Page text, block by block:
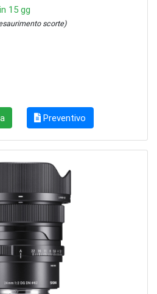
15 gg
scorte)
Preventivo